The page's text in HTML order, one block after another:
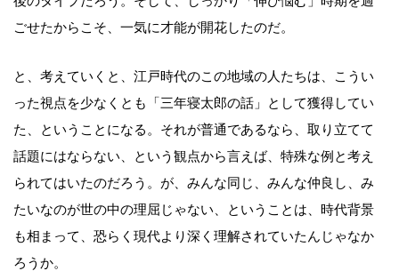
ごせたからこそ、一気に才能が開花したのだ。
と、考えていくと、江戸時代のこの地域の人たちは、こうい
った視点を少なくとも「三年寝太郎の話」として獲得してい
た、ということになる。それが普通であるなら、取り立てて
話題にはならない、という観点から言えば、特殊な例と考え
られてはいたのだろう。が、みんな同じ、みんな仲良し、み
たいなのが世の中の理屈じゃない、ということは、時代背景
も相まって、恐らく現代より深く理解されていたんじゃなか
ろうか。